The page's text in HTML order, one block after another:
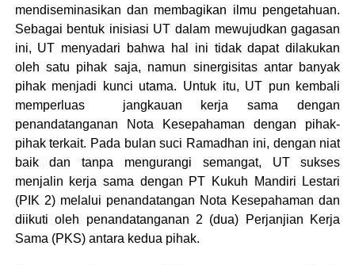
mendiseminasikan dan membagikan ilmu pengetahuan.
Sebagai bentuk inisiasi UT dalam mewujudkan gagasan
ini, UT menyadari bahwa hal ini tidak dapat dilakukan
oleh satu pihak saja, namun sinergisitas antar banyak
pihak menjadi kunci utama. Untuk itu, UT pun kembali
memperluas jangkauan kerja sama dengan
penandatanganan Nota Kesepahaman dengan pihak-
pihak terkait. Pada bulan suci Ramadhan ini, dengan niat
baik dan tanpa mengurangi semangat, UT sukses
menjalin kerja sama dengan PT Kukuh Mandiri Lestari
(PIK 2) melalui penandatangan Nota Kesepahaman dan
diikuti oleh penandatanganan 2 (dua) Perjanjian Kerja
Sama (PKS) antara kedua pihak.